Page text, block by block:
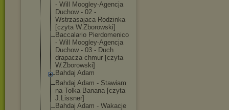
- Will Moogley-Agencja
Duchow - 02 -
Wstrzasajaca Rodzinka
[czyta W.Zborowski]
Baccalario Pierdomenico
- Will Moogley-Agencja
Duchow - 03 - Duch
drapacza chmur [czyta
W.Zborowski]
Bahdaj Adam
Bahdaj Adam - Stawiam
na Tolka Banana [czyta
J.Lissner]
Bahdaj Adam - Wakacje